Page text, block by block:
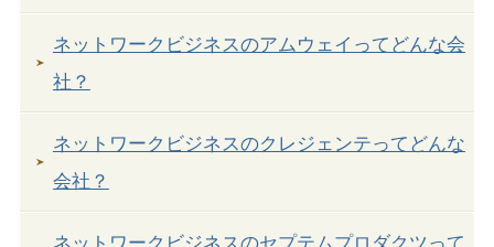
ネットワークビジネスのアムウェイってどんな会
社？
ネットワークビジネスのクレジェンテってどんな
会社？
ネットワークビジネスのセプテムプロダクツって